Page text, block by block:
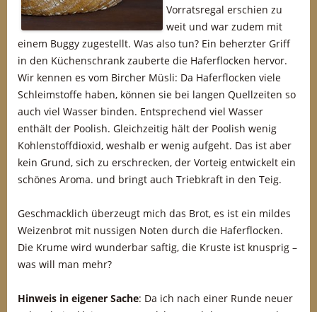
Vorratsregal erschien zu
weit und war zudem mit
einem Buggy zugestellt. Was also tun? Ein beherzter Griff
in den Küchenschrank zauberte die Haferflocken hervor.
Wir kennen es vom Bircher Müsli: Da Haferflocken viele
Schleimstoffe haben, können sie bei langen Quellzeiten so
auch viel Wasser binden. Entsprechend viel Wasser
enthält der Poolish. Gleichzeitig hält der Poolish wenig
Kohlenstoffdioxid, weshalb er wenig aufgeht. Das ist aber
kein Grund, sich zu erschrecken, der Vorteig entwickelt ein
schönes Aroma. und bringt auch Triebkraft in den Teig.
Geschmacklich überzeugt mich das Brot, es ist ein mildes
Weizenbrot mit nussigen Noten durch die Haferflocken.
Die Krume wird wunderbar saftig, die Kruste ist knusprig –
was will man mehr?
Hinweis in eigener Sache: Da ich nach einer Runde neuer